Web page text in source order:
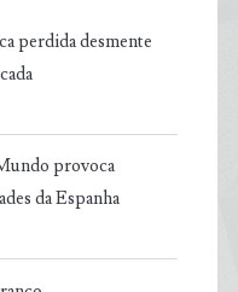
perdida desmente
provoca
da Espanha